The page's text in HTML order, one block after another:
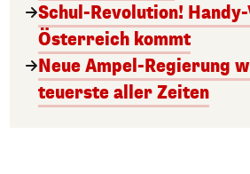
Schul-Revolution!
Österreich kommt
Neue Ampel-Regierung
teuerste aller Zeiten